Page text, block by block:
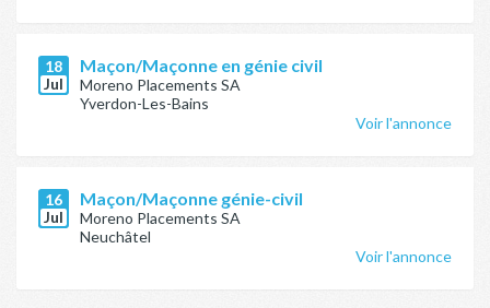
18
Jul
Maçon/Maçonne en génie civil
Moreno Placements SA
Yverdon-Les-Bains
Voir l'annonce
16
Jul
Maçon/Maçonne génie-civil
Moreno Placements SA
Neuchâtel
Voir l'annonce